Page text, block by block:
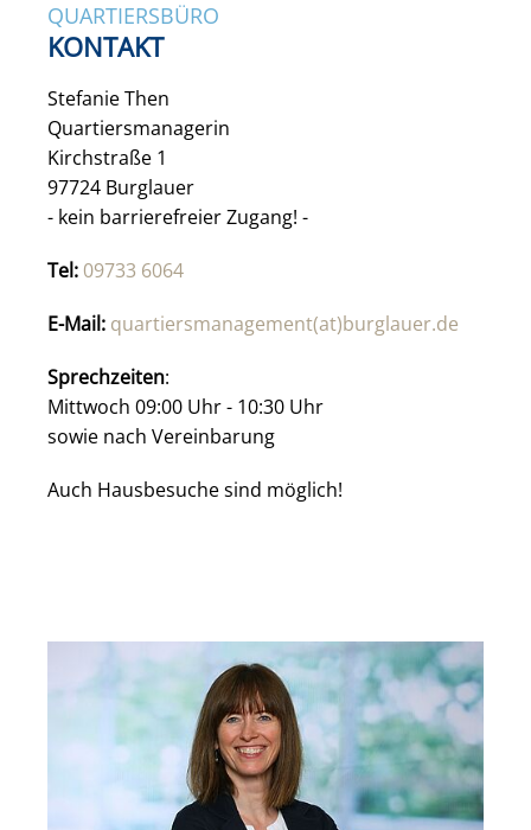
QUARTIERSBÜRO
KONTAKT
Stefanie Then
Quartiersmanagerin
Kirchstraße 1
97724 Burglauer
- kein barrierefreier Zugang! -
Tel: 09733 6064
E-Mail: quartiersmanagement(at)burglauer.de
Sprechzeiten:
Mittwoch 09:00 Uhr - 10:30 Uhr
sowie nach Vereinbarung
Auch Hausbesuche sind möglich!